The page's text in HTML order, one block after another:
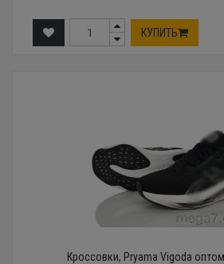
КУПИТЬ
Кроссовки, Pryama Vigoda